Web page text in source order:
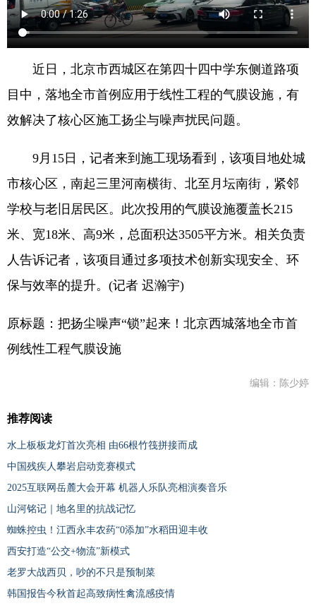
近日，北京市西城区在第四十四中学东侧道路项
目中，落地全市首例应用于线性工程的气膜设施，有
效解决了核心区施工扬尘与噪声扰民问题。
9月15日，记者来到施工现场看到，该项目地处城
市核心区，南起三里河南横街、北至月坛南街，紧邻
学校与老旧居民区。此次投用的气膜设施覆盖长215
米、宽18米、高9米，总面积达3505平方米。相关负责
人告诉记者，该项目通过多项技术创新实现安全、环
保与效率的提升。(记者 迟瀚宇)
原标题：把扬尘噪声“锁”起来！北京西城落地全市首
例线性工程气膜设施
编辑：陈少婷
推荐阅读
水上板板龙灯首次亮相 由66根竹筏拼接而成
中国残疾人攀岩启动竞赛模式
2025互联网岳麓大会开幕 机器人乐队亮相演奏音乐
山河铭记｜地名里的抗战记忆
蜘蛛控虫！江西永丰农药“0添加”水稻田迎丰收
西安打造“公交+物流”新模式
老罗大战西贝，吵的不只是预制菜
韩国报告今秋首起高致病性禽流感疫情